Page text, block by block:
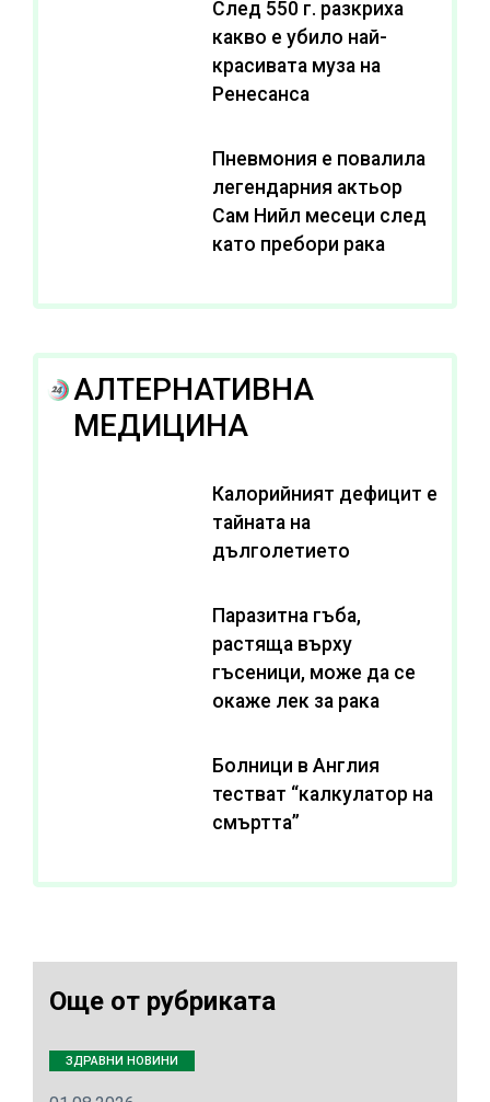
След 550 г. разкриха
какво е убило най-
красивата муза на
Ренесанса
Пневмония е повалила
легендарния актьор
Сам Нийл месеци след
като пребори рака
АЛТЕРНАТИВНА
МЕДИЦИНА
Калорийният дефицит е
тайната на
дълголетието
Паразитна гъба,
растяща върху
гъсеници, може да се
окаже лек за рака
Болници в Англия
тестват “калкулатор на
смъртта”
Още от рубриката
ЗДРАВНИ НОВИНИ